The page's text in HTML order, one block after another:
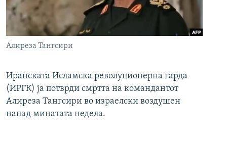
Алиреза Тангсири
Иранската Исламска револуционерна гарда
(ИРГК) ја потврди смртта на командантот
Алиреза Тангсири во израелски воздушен
напад минатата недела.